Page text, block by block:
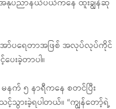
အနုပညာနယ်ပယ်ကနေ ထူးချွန်ဆု
ာ်ပရေတာအဖြစ် အလုပ်လုပ်ကိုင်
းခဲ့တာပါ။
က် ၅ နာရီကနေ စတင်ပြီး
ားခဲ့ရပါတယ်။ “ကျွန်တော့်ရဲ့